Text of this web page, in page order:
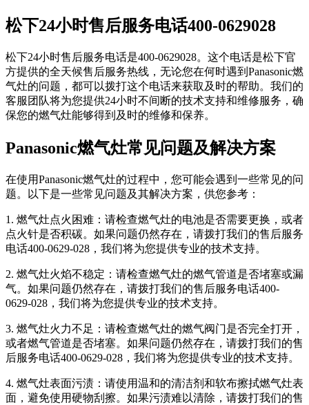
松下24小时售后服务电话400-0629028
松下24小时售后服务电话是400-0629028。这个电话是松下官
方提供的全天候售后服务热线，无论您在何时遇到Panasonic燃
气灶的问题，都可以拨打这个电话来获取及时的帮助。我们的
客服团队将为您提供24小时不间断的技术支持和维修服务，确
保您的燃气灶能够得到及时的维修和保养。
Panasonic燃气灶常见问题及解决方案
在使用Panasonic燃气灶的过程中，您可能会遇到一些常见的问
题。以下是一些常见问题及其解决方案，供您参考：
1. 燃气灶点火困难：请检查燃气灶的电池是否需要更换，或者
点火针是否积碳。如果问题仍然存在，请拨打我们的售后服务
电话400-0629-028，我们将为您提供专业的技术支持。
2. 燃气灶火焰不稳定：请检查燃气灶的燃气管道是否堵塞或漏
气。如果问题仍然存在，请拨打我们的售后服务电话400-
0629-028，我们将为您提供专业的技术支持。
3. 燃气灶火力不足：请检查燃气灶的燃气阀门是否完全打开，
或者燃气管道是否堵塞。如果问题仍然存在，请拨打我们的售
后服务电话400-0629-028，我们将为您提供专业的技术支持。
4. 燃气灶表面污渍：请使用温和的清洁剂和软布擦拭燃气灶表
面，避免使用硬物刮擦。如果污渍难以清除，请拨打我们的售